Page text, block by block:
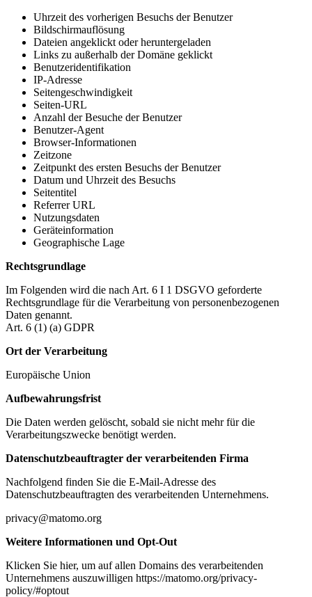
Uhrzeit des vorherigen Besuchs der Benutzer
Bildschirmauflösung
Dateien angeklickt oder heruntergeladen
Links zu außerhalb der Domäne geklickt
Benutzeridentifikation
IP-Adresse
Seitengeschwindigkeit
Seiten-URL
Anzahl der Besuche der Benutzer
Benutzer-Agent
Browser-Informationen
Zeitzone
Zeitpunkt des ersten Besuchs der Benutzer
Datum und Uhrzeit des Besuchs
Seitentitel
Referrer URL
Nutzungsdaten
Geräteinformation
Geographische Lage
Rechtsgrundlage
Im Folgenden wird die nach Art. 6 I 1 DSGVO geforderte
Rechtsgrundlage für die Verarbeitung von personenbezogenen
Daten genannt.
Art. 6 (1) (a) GDPR
Ort der Verarbeitung
Europäische Union
Aufbewahrungsfrist
Die Daten werden gelöscht, sobald sie nicht mehr für die
Verarbeitungszwecke benötigt werden.
Datenschutzbeauftragter der verarbeitenden Firma
Nachfolgend finden Sie die E-Mail-Adresse des
Datenschutzbeauftragten des verarbeitenden Unternehmens.
privacy@matomo.org
Weitere Informationen und Opt-Out
Klicken Sie hier, um auf allen Domains des verarbeitenden
Unternehmens auszuwilligen https://matomo.org/privacy-
policy/#optout